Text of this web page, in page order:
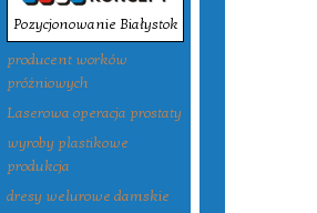
Pozycjonowanie Białystok
producent worków
próżniowych
Laserowa operacja prostaty
wyroby plastikowe
produkcja
dresy welurowe damskie